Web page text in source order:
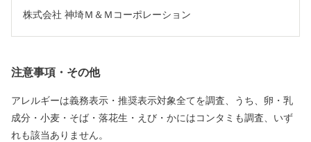
株式会社 神埼Ｍ＆Ｍコーポレーション
注意事項・その他
アレルギーは義務表示・推奨表示対象全てを調査、うち、卵・乳
成分・小麦・そば・落花生・えび・かにはコンタミも調査、いず
れも該当ありません。